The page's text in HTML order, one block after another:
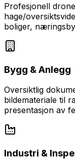
Profesjonell
hage/
boliger,
Bygg & Anlegg
Oversiktlig
bildemateriale til
presentasjon av
Industri &